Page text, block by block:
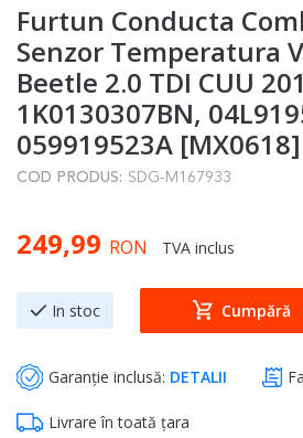
to
the
beginning
of
the
images
gallery
Furtun Conducta
Senzor Temperatura
Beetle 2.0 TDI CUU
1K0130307BN,
059919523A [MX0618]
COD PRODUS: SDG-M167933
249,99 RON TVA inclus
In stoc Cumpără
Garanție inclusă: DETALII
Livrare în toată țara